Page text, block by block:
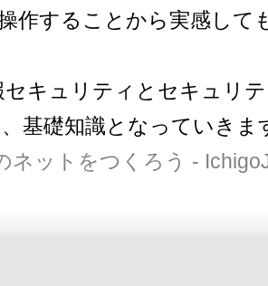
作することから実感して
セキュリティとセキュリ
基礎知識となっていきま
ネットをつくろう -